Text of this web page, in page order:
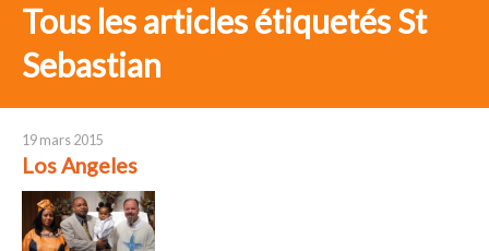
Tous les articles étiquetés St
Sebastian
19 mars 2015
Los Angeles